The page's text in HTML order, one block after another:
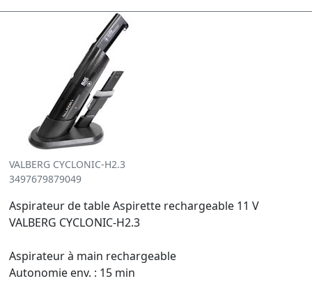
VALBERG CYCLONIC-H2.3
3497679879049
Aspirateur de table Aspirette rechargeable 11 V
VALBERG CYCLONIC-H2.3
Aspirateur à main rechargeable
Autonomie env. : 15 min